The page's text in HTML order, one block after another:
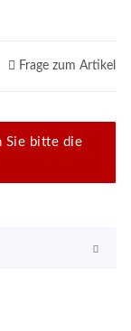
Frage zum Artikel
Sie bitte die